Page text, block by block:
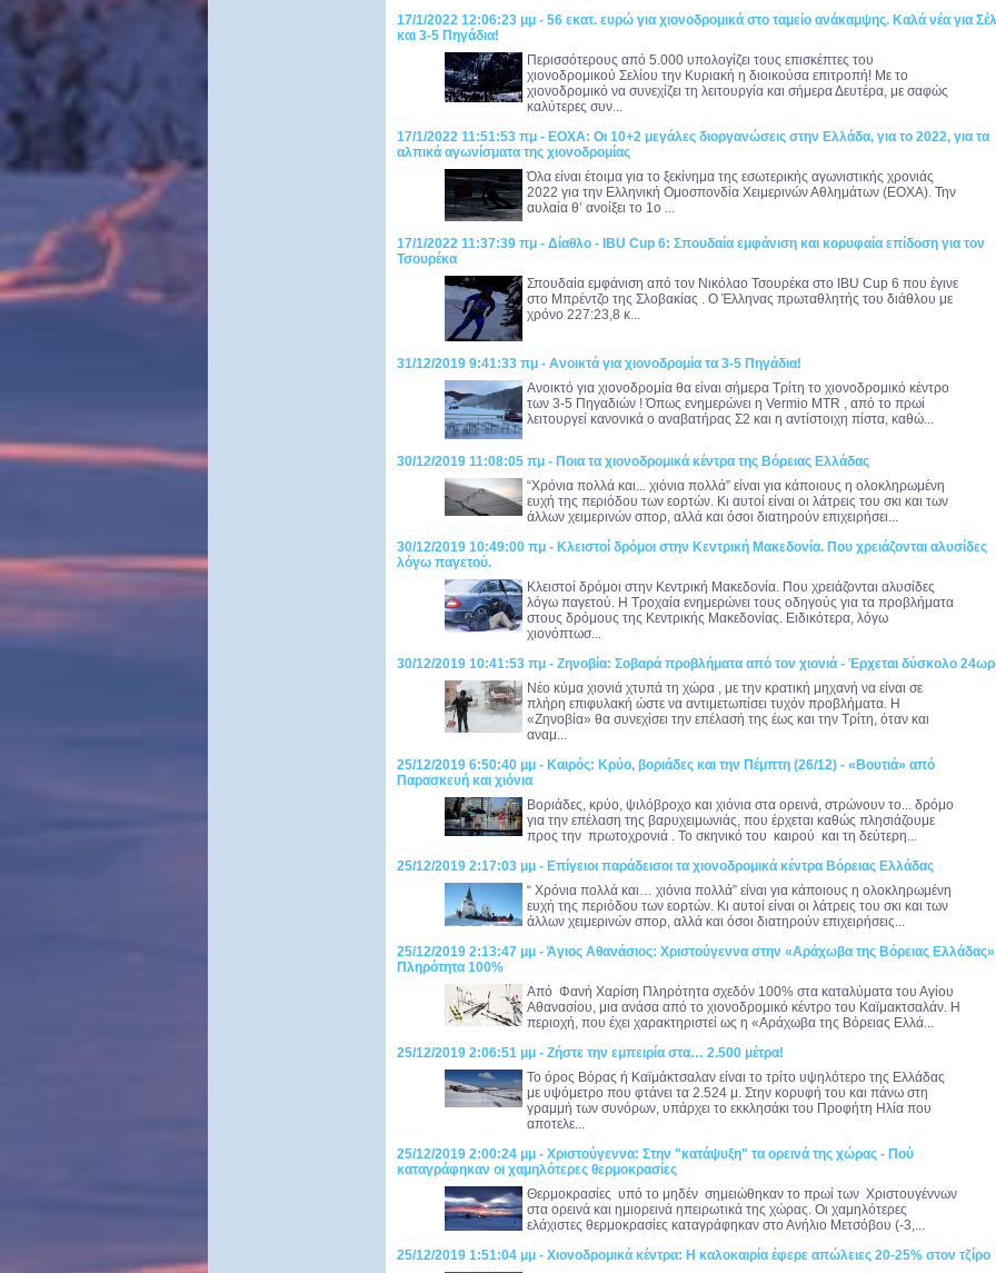
17/1/2022 12:06:23 μμ - 56 εκατ. ευρώ για χιονοδρομικά στο ταμείο ανάκαμψης. Καλά νέα για
και 3-5 Πηγάδια!
Περισσότερους από 5.000 υπολογίζει τους επισκέπτες του
χιονοδρομικού Σελίου την Κυριακή η διοικούσα επιτροπή! Με το
χιονοδρομικό να συνεχίζει τη λειτουργία και σήμερα Δευτέρα, με σαφώς
καλύτερες συν...
17/1/2022 11:51:53 πμ - ΕΟΧΑ: Οι 10+2 μεγάλες διοργανώσεις στην Ελλάδα, για το 2022, για τα
αλπικά αγωνίσματα της χιονοδρομίας
Όλα είναι έτοιμα για το ξεκίνημα της εσωτερικής αγωνιστικής χρονιάς
2022 για την Ελληνική Ομοσπονδία Χειμερινών Αθλημάτων (ΕΟΧΑ). Την
αυλαία θ’ ανοίξει το 1ο ...
17/1/2022 11:37:39 πμ - Δίαθλο - IBU Cup 6: Σπουδαία εμφάνιση και κορυφαία επίδοση για τον
Τσουρέκα
Σπουδαία εμφάνιση από τον Νικόλαο Τσουρέκα στο IBU Cup 6 που έγινε
στο Μπρέντζο της Σλοβακίας . Ο Έλληνας πρωταθλητής του διάθλου με
χρόνο 227:23,8 κ...
31/12/2019 9:41:33 πμ - Ανοικτά για χιονοδρομία τα 3-5 Πηγάδια!
Ανοικτό για χιονοδρομία θα είναι σήμερα Τρίτη το χιονοδρομικό κέντρο
των 3-5 Πηγαδιών ! Όπως ενημερώνει η Vermio MTR , από το πρωί
λειτουργεί κανονικά ο αναβατήρας Σ2 και η αντίστοιχη πίστα, καθώ...
30/12/2019 11:08:05 πμ - Ποια τα χιονοδρομικά κέντρα της Βόρειας Ελλάδας
“Χρόνια πολλά και... χιόνια πολλά” είναι για κάποιους η ολοκληρωμένη
ευχή της περιόδου των εορτών. Κι αυτοί είναι οι λάτρεις του σκι και των
άλλων χειμερινών σπορ, αλλά και όσοι διατηρούν επιχειρήσει...
30/12/2019 10:49:00 πμ - Κλειστοί δρόμοι στην Κεντρική Μακεδονία. Που χρειάζονται αλυσίδες
λόγω παγετού.
Κλειστοί δρόμοι στην Κεντρική Μακεδονία. Που χρειάζονται αλυσίδες
λόγω παγετού. Η Τροχαία ενημερώνει τους οδηγούς για τα προβλήματα
στους δρόμους της Κεντρικής Μακεδονίας. Ειδικότερα, λόγω
χιονόπτωσ...
30/12/2019 10:41:53 πμ - Ζηνοβία: Σοβαρά προβλήματα από τον χιονιά - Έρχεται δύσκολο
Νέο κύμα χιονιά χτυπά τη χώρα , με την κρατική μηχανή να είναι σε
πλήρη επιφυλακή ώστε να αντιμετωπίσει τυχόν προβλήματα. Η
«Ζηνοβία» θα συνεχίσει την επέλασή της έως και την Τρίτη, όταν και
αναμ...
25/12/2019 6:50:40 μμ - Καιρός: Κρύο, βοριάδες και την Πέμπτη (26/12) - «Βουτιά» από
Παρασκευή και χιόνια
Βοριάδες, κρύο, ψιλόβροχο και χιόνια στα ορεινά, στρώνουν το... δρόμο
για την επέλαση της βαρυχειμωνιάς, που έρχεται καθώς πλησιάζουμε
προς την πρωτοχρονιά . Το σκηνικό του καιρού και τη δεύτερη...
25/12/2019 2:17:03 μμ - Επίγειοι παράδεισοι τα χιονοδρομικά κέντρα Βόρειας Ελλάδας
“ Χρόνια πολλά και… χιόνια πολλά” είναι για κάποιους η ολοκληρωμένη
ευχή της περιόδου των εορτών. Κι αυτοί είναι οι λάτρεις του σκι και των
άλλων χειμερινών σπορ, αλλά και όσοι διατηρούν επιχειρήσεις...
25/12/2019 2:13:47 μμ - Άγιος Αθανάσιος: Χριστούγεννα στην «Αράχωβα της Βόρειας
Πληρότητα 100%
Από Φανή Χαρίση Πληρότητα σχεδόν 100% στα καταλύματα του Αγίου
Αθανασίου, μια ανάσα από το χιονοδρομικό κέντρο του Καϊμακτσαλάν. Η
περιοχή, που έχει χαρακτηριστεί ως η «Αράχωβα της Βόρειας Ελλά...
25/12/2019 2:06:51 μμ - Ζήστε την εμπειρία στα… 2.500 μέτρα!
Το όρος Βόρας ή Καϊμάκτσαλαν είναι το τρίτο υψηλότερο της Ελλάδας
με υψόμετρο που φτάνει τα 2.524 μ. Στην κορυφή του και πάνω στη
γραμμή των συνόρων, υπάρχει το εκκλησάκι του Προφήτη Ηλία που
αποτελε...
25/12/2019 2:00:24 μμ - Χριστούγεννα: Στην "κατάψυξη" τα ορεινά της χώρας - Πού
καταγράφηκαν οι χαμηλότερες θερμοκρασίες
Θερμοκρασίες υπό το μηδέν σημειώθηκαν το πρωί των Χριστουγέννων
στα ορεινά και ημιορεινά ηπειρωτικά της χώρας. Οι χαμηλότερες
ελάχιστες θερμοκρασίες καταγράφηκαν στο Ανήλιο Μετσόβου (-3,...
25/12/2019 1:51:04 μμ - Χιονοδρομικά κέντρα: Η καλοκαιρία έφερε απώλειες 20-25% στον τζίρο